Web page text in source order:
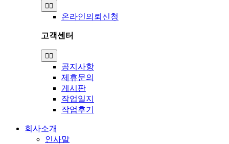
Toggle
Navigation
온라인의뢰신청
고객센터
Toggle
Navigation
공지사항
제휴문의
게시판
작업일지
작업후기
회사소개
인사말